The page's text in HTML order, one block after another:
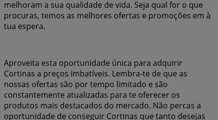
melhoram a sua qualidade de vida. Seja qual for o que
procuras, temos as melhores ofertas e promoções em à
tua espera.
Aproveita esta oportunidade única para adquirir
Cortinas a preços imbatíveis. Lembra-te de que as
nossas ofertas são por tempo limitado e são
constantemente atualizadas para te oferecer os
produtos mais destacados do mercado. Não percas a
oportunidade de conseguir Cortinas que tanto desejas